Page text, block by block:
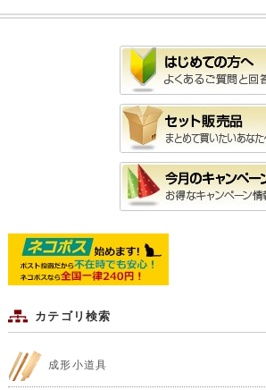
カテゴリ検索
成形小道具